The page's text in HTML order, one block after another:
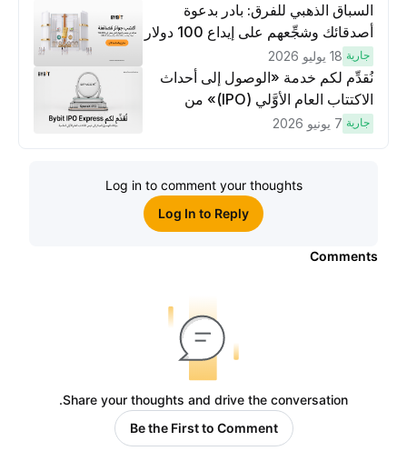
السباق الذهبي للفرق: بادر بدعوة
أصدقائك وشجِّعهم على إيداع 100 دولار
لكسَب مكافآت مُضاعَفة
جارية 18 يوليو 2026
نُقدِّم لكم خدمة «الوصول إلى أحداث
الاكتتاب العام الأوَّلي (IPO)» من
Bybit، بوابتك للوصول المبكر إلى فرص
جارية 7 يونيو 2026
Log in to comment your thoughts
Log In to Reply
Comments
Share your thoughts and drive the conversation.
Be the First to Comment